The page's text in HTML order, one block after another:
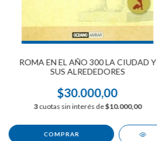
ROMA EN EL AÑO 300 LA CIUDAD Y
SUS ALREDEDORES
$30.000,00
3cuotas sin interés de$10.000,00